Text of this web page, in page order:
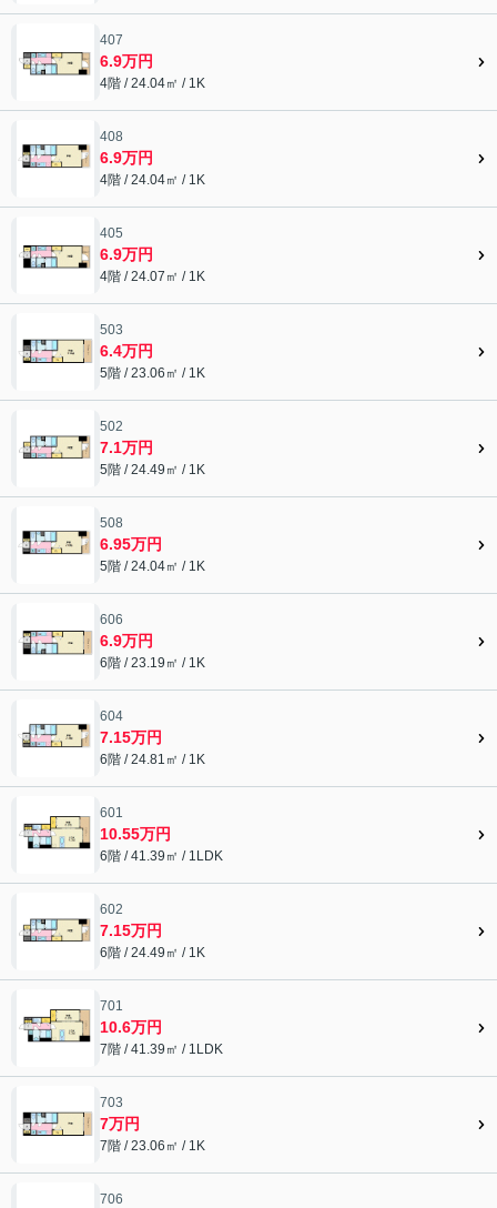
407
6.9万円
4階 / 24.04㎡ / 1K
408
6.9万円
4階 / 24.04㎡ / 1K
405
6.9万円
4階 / 24.07㎡ / 1K
503
6.4万円
5階 / 23.06㎡ / 1K
502
7.1万円
5階 / 24.49㎡ / 1K
508
6.95万円
5階 / 24.04㎡ / 1K
606
6.9万円
6階 / 23.19㎡ / 1K
604
7.15万円
6階 / 24.81㎡ / 1K
601
10.55万円
6階 / 41.39㎡ / 1LDK
602
7.15万円
6階 / 24.49㎡ / 1K
701
10.6万円
7階 / 41.39㎡ / 1LDK
703
7万円
7階 / 23.06㎡ / 1K
706